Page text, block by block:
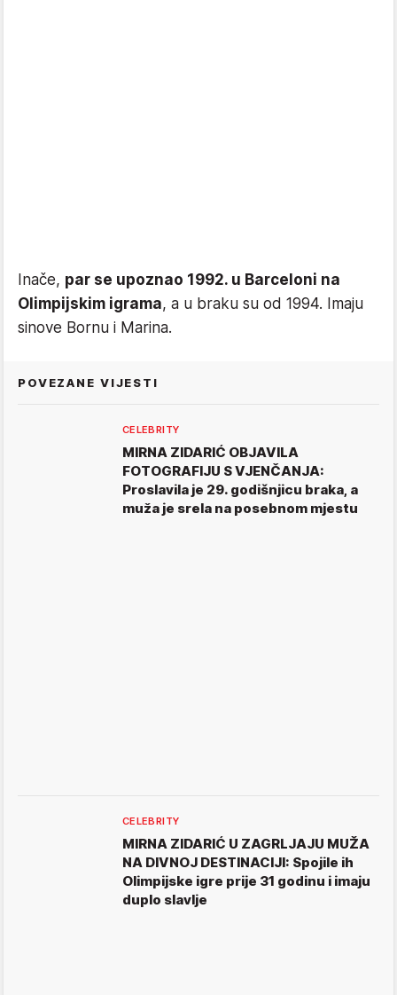
Inače, par se upoznao 1992. u Barceloni na
Olimpijskim igrama, a u braku su od 1994. Imaju
sinove Bornu i Marina.
POVEZANE VIJESTI
CELEBRITY
MIRNA ZIDARIĆ OBJAVILA
FOTOGRAFIJU S VJENČANJA:
Proslavila je 29. godišnjicu braka, a
muža je srela na posebnom mjestu
CELEBRITY
MIRNA ZIDARIĆ U ZAGRLJAJU MUŽA
NA DIVNOJ DESTINACIJI: Spojile ih
Olimpijske igre prije 31 godinu i imaju
duplo slavlje